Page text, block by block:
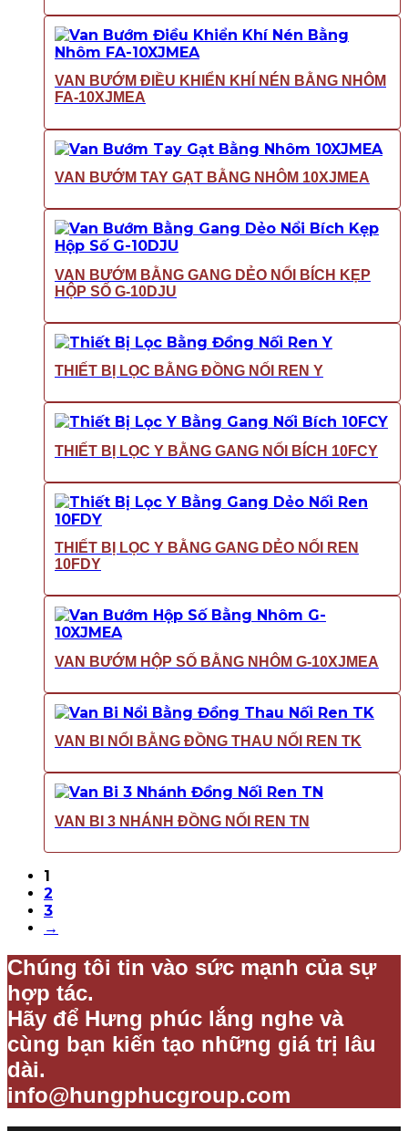
VAN BƯỚM ĐIỀU KHIỂN KHÍ NÉN BẰNG NHÔM
FA-10XJMEA
VAN BƯỚM TAY GẠT BẰNG NHÔM 10XJMEA
VAN BƯỚM BẰNG GANG DẺO NỔI BÍCH KẸP
HỘP SỐ G-10DJU
THIẾT BỊ LỌC BẰNG ĐỒNG NỐI REN Y
THIẾT BỊ LỌC Y BẰNG GANG NỐI BÍCH 10FCY
THIẾT BỊ LỌC Y BẰNG GANG DẺO NỐI REN
10FDY
VAN BƯỚM HỘP SỐ BẰNG NHÔM G-10XJMEA
VAN BI NỔI BẰNG ĐỒNG THAU NỐI REN TK
VAN BI 3 NHÁNH ĐỒNG NỐI REN TN
1
2
3
→
Chúng tôi tin vào sức mạnh của sự
hợp tác.
Hãy để Hưng phúc lắng nghe và
cùng bạn kiến tạo những giá trị lâu
dài.
info@hungphucgroup.com